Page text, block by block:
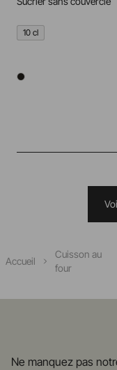
10 cl
Accueil
Cuisson au
four
Ne manquez pas